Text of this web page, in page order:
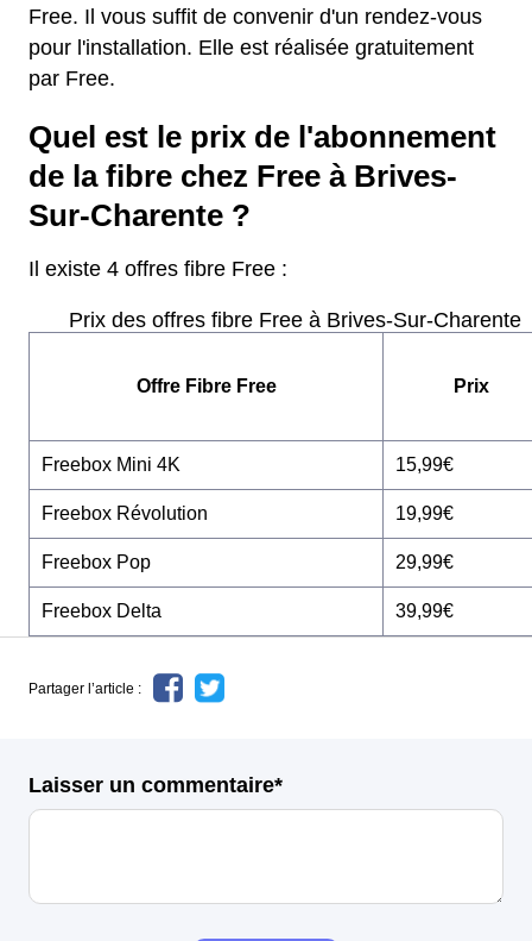
Free. Il vous suffit de convenir d'un rendez-vous
pour l'installation. Elle est réalisée gratuitement
par Free.
Quel est le prix de l'abonnement
de la fibre chez Free à Brives-
Sur-Charente ?
Il existe 4 offres fibre Free :
Prix des offres fibre Free à Brives-Sur-Charente
Offre Fibre Free Prix
Freebox Mini 4K 15,99€
Freebox Révolution 19,99€
Freebox Pop 29,99€
Freebox Delta 39,99€
Partager l’article :
Laisser un commentaire*